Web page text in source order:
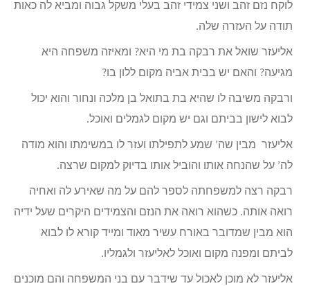
לוקח נזם זהב ושני צמידי זהב בעלי משקל גבוה ומביא לה כאות
תודה על העזרה שלה.
אליעזר שואל את רבקה בת מי היא? ומאיזה משפחה היא
מגיעה? והאם יש בבית אביה מקום ללון בו?
ורבקה משיבה לו שהיא בת בתואל בן מלכה ונחור והוא יכול
לבוא לישון בביתם וגם יש מקום לגמלים ואוכל.
אליעזר מבין שה’ שמע לתפילתו ועזר לו במשימתו והוא מודה
לה’ על שהנחה אותו והוביל אותו בדיוק למקום שרצה.
רבקה רצה למשפחתה לספר להם על מה שאירע לה ואחיה
רואה אותה. כשהוא רואה את הנזם והצמידים היקרים שעל ידיה
הוא מבין שמדובר באורח עשיר מאוד ומייד קורא לו לבוא
לביתם ומפנה מקום ואוכל לאליעזר ולגמליו.
אליעזר לא מוכן לאכול עד שידבר עם בני המשפחה והם מוכנים